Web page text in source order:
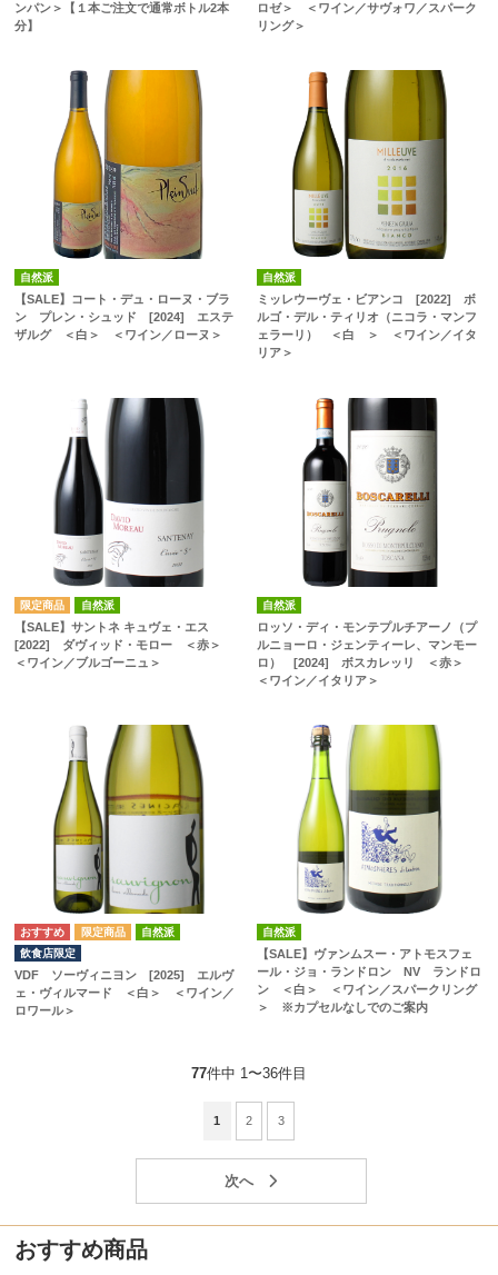
ンパン＞【１本ご注文で通常ボトル2本
分】
ロゼ＞ ＜ワイン／サヴォワ／スパーク
リング＞
自然派
【SALE】コート・デュ・ローヌ・ブラ
ン プレン・シュッド [2024] エステ
ザルグ ＜白＞ ＜ワイン／ローヌ＞
自然派
ミッレウーヴェ・ビアンコ [2022] ボ
ルゴ・デル・ティリオ（ニコラ・マンフ
ェラーリ） ＜白 ＞ ＜ワイン／イタ
リア＞
自然派
【SALE】サントネ キュヴェ・エス
[2022] ダヴィッド・モロー ＜赤＞
＜ワイン／ブルゴーニュ＞
自然派
ロッソ・ディ・モンテプルチアーノ（プ
ルニョーロ・ジェンティーレ、マンモー
ロ） [2024] ボスカレッリ ＜赤＞
＜ワイン／イタリア＞
自然派
飲食店限定
VDF ソーヴィニヨン [2025] エルヴ
ェ・ヴィルマード ＜白＞ ＜ワイン／
ロワール＞
自然派
【SALE】ヴァンムスー・アトモスフェ
ール・ジョ・ランドロン NV ランドロ
ン ＜白＞ ＜ワイン／スパークリング
＞ ※カプセルなしでのご案内
77件中 1〜36件目
1 2 3
おすすめ商品